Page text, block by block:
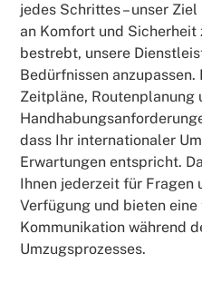
jedes Schrittes – unser
an Komfort und
bestrebt, unsere
Bedürfnissen
Zeitpläne, Routenplanung
dass Ihr internationaler
Erwartungen entspricht.
Ihnen jederzeit für Fragen
Verfügung und bieten
Kommunikation während
Umzugsprozesses.